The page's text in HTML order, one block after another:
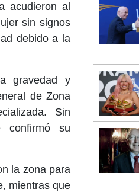
acudieron al
sin signos
debido a la
gravedad y
de Zona
Sin
confirmó su
la zona para
mientras que